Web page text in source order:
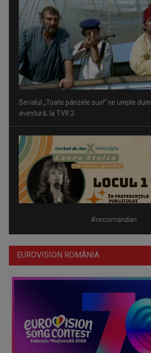
Serialul „Toate pânzele sus!” ne umple
aventură, la TVR 2
Piesa „Un actor grăbit” a Laurei Stoica –
preferinţelor ...
Cate Blanchett este „Blue Jasmine” –
#recomandari
EUROVISION ROMÂNIA